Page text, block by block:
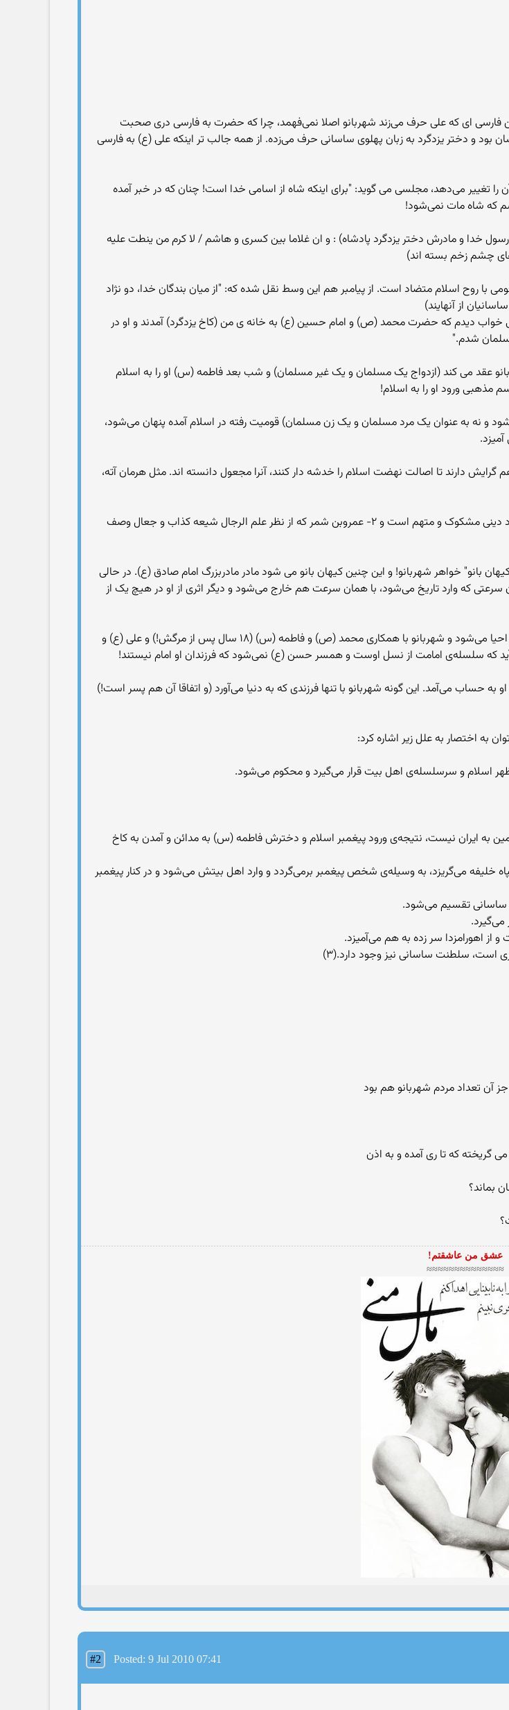
فارسی ای که علی حرف می‌زند شهربانو اصلا نمی‌فهمد، چرا که حضرت به فارسی دری صحبت
بود و دختر یزدگرد به زبان پهلوی ساسانی حرف می‌زده. از همه جالب تر اینکه علی (ع) به فارسی
تغییر می‌دهد، مجلسی می گوید: "برای اینکه شاه از اسامی خدا است! چنان که در خبر آمده
که شاه مات نمی‌شود!
خدا و مادرش دختر یزدگرد پادشاه) : و ان غلاما بین کسری و هاشم / لا کرم من ینطت علیه
چشم زخم بسته اند)
با روح اسلام متضاد است. از پیامبر هم این وسط نقل شده که: "از میان بندگان خدا، دو نژاد
از آنهایند)
خواب دیدم که حضرت محمد (ص) و امام حسین (ع) به خانه ی من (کاخ یزدگرد) آمدند و او در
شدم."
عقد می کند (ازدواج یک مسلمان و یک غیر مسلمان) و شب بعد فاطمه (س) او را به اسلام
مذهبی ورود او را به اسلام!
و نه به عنوان یک مرد مسلمان و یک زن مسلمان) قومیت رفته در اسلام آمده پنهان می‌شود،
گرایش دارند تا اصالت نهضت اسلام را خدشه دار کنند، آنرا مجعول دانسته اند. مثل هرمان آته،
همچنین این دو روایت از ۱- ابراهیم بن اسحاق احمری نهاوندی که از نظر اعتقاد دینی مشکوک و متهم است و ۲- عمروبن شمر که از نظر علم الرجال شیعه کذاب و جعال وصف
بانو" خواهر شهربانو! و این چنین کیهان بانو می شود مادر مادربزرگ امام صادق (ع). در حالی
خصوص شهربانو هم، با همان سرعتی که وارد تاریخ می‌شود، با همان سرعت هم خارج می‌شود و دیگر اثری از او در هیچ یک از
این گونه با یک بازی ماهرانه قومیت ایرانی و سلطنت رو به زوال رفته‌ی ساسانی احیا می‌شود و شهربانو با همکاری محمد (ص) و فاطمه (س) (۱۸ سال پس از مرگش!) و علی (ع) و
سلسله‌ی امامت از نسل اوست و همسر حسن (ع) نمی‌شود که فرزندان او امام نیستند!
می‌آمد. این گونه شهربانو با تنها فرزندی که به دنیا می‌آورد (و اتفاقا آن هم پسر است!)
به اختصار به علل زیر اشاره کرد:
به ایران نیست، نتیجه‌ی ورود پیغمبر اسلام و دخترش فاطمه (س) به مدائن و آمدن به کاخ
خلیفه می‌گریزد، به وسیله‌ی شخص پیغمبر بر‌می‌گردد و وارد اهل بیتش می‌شود و در کنار پیغمبر
آن تعداد مردم شهربانو هم بود
گریخته كه تا ری آمده و به اذن
بماند؟
عشق من عاشقتم!
≈≈≈≈≈≈≈≈≈≈≈≈≈≈
#2 Posted: 9 Jul 2010 07:41